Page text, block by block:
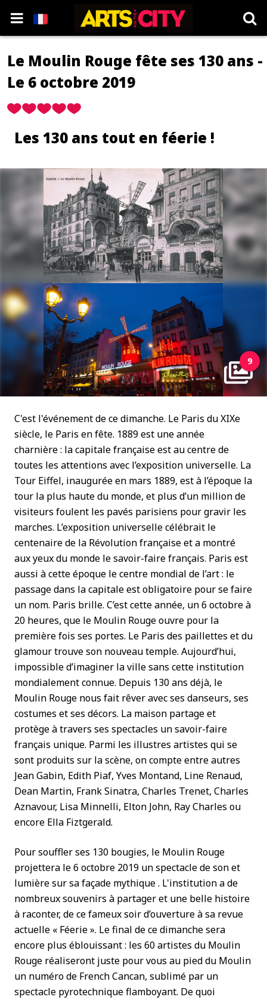
Le Moulin Rouge fête ses 130 ans -
Le 6 octobre 2019
Les 130 ans tout en féerie !
9
C'est l'événement de ce dimanche. Le Paris du XIXe
siècle, le Paris en fête. 1889 est une année
charnière : la capitale française est au centre de
toutes les attentions avec l’exposition universelle. La
Tour Eiffel, inaugurée en mars 1889, est à l’époque la
tour la plus haute du monde, et plus d’un million de
visiteurs foulent les pavés parisiens pour gravir les
marches. L’exposition universelle célébrait le
centenaire de la Révolution française et a montré
aux yeux du monde le savoir-faire français. Paris est
aussi à cette époque le centre mondial de l’art : le
passage dans la capitale est obligatoire pour se faire
un nom. Paris brille. C’est cette année, un 6 octobre à
20 heures, que le Moulin Rouge ouvre pour la
première fois ses portes. Le Paris des paillettes et du
glamour trouve son nouveau temple. Aujourd’hui,
impossible d’imaginer la ville sans cette institution
mondialement connue. Depuis 130 ans déjà, le
Moulin Rouge nous fait rêver avec ses danseurs, ses
costumes et ses décors. La maison partage et
protège à travers ses spectacles un savoir-faire
français unique. Parmi les illustres artistes qui se
sont produits sur la scène, on compte entre autres
Jean Gabin, Edith Piaf, Yves Montand, Line Renaud,
Dean Martin, Frank Sinatra, Charles Trenet, Charles
Aznavour, Lisa Minnelli, Elton John, Ray Charles ou
encore Ella Fiztgerald.
Pour souffler ses 130 bougies, le Moulin Rouge
projettera le 6 octobre 2019 un spectacle de son et
lumière sur sa façade mythique . L'institution a de
nombreux souvenirs à partager et une belle histoire
à raconter, de ce fameux soir d’ouverture à sa revue
actuelle « Féerie ». Le final de ce dimanche sera
encore plus éblouissant : les 60 artistes du Moulin
Rouge réaliseront juste pour vous au pied du Moulin
un numéro de French Cancan, sublimé par un
spectacle pyrotechnique flamboyant. De quoi